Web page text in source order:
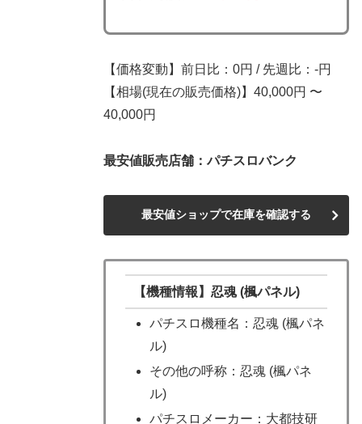
【価格変動】前日比：0円 / 先週比：-円
【相場(現在の販売価格)】40,000円 〜
40,000円
最安値販売店舗：パチスロバンク
最安値ショップで在庫を確認する
【機種情報】忍魂 (楓パネル)
パチスロ機種名：忍魂 (楓パネ
ル)
その他の呼称：忍魂 (楓パネ
ル)
パチスロメーカー：大都技研